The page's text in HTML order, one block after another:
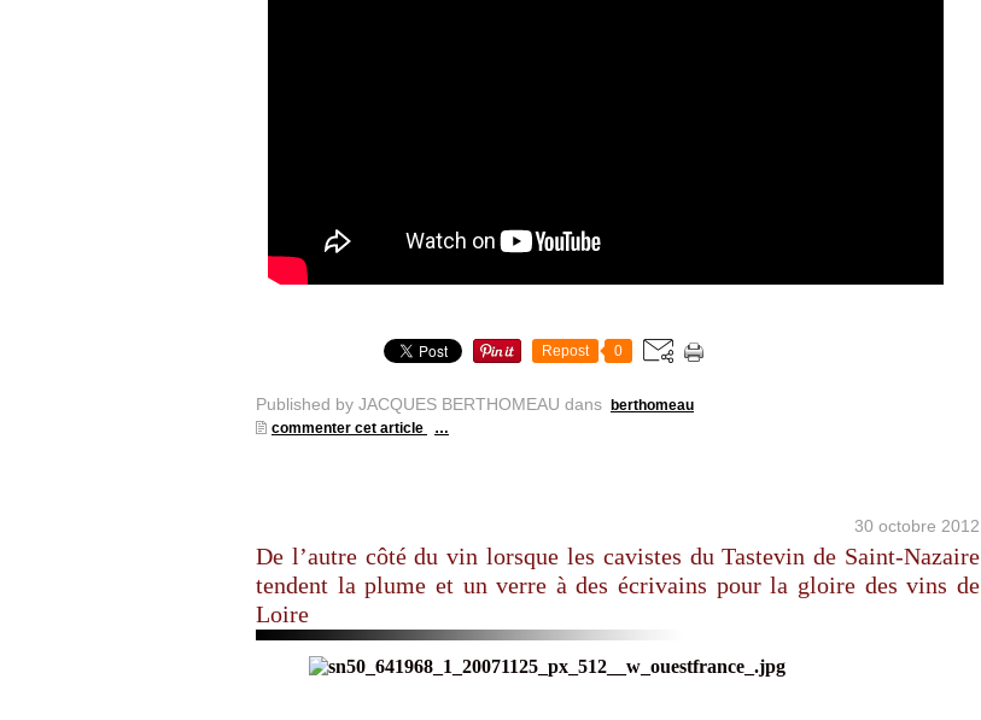
Repost 0
Published by JACQUES BERTHOMEAU dans
berthomeau
commenter cet article
…
30 octobre 2012
De l’autre côté du vin lorsque les cavistes du Tastevin de Saint-Nazaire
tendent la plume et un verre à des écrivains pour la gloire des vins de
Loire